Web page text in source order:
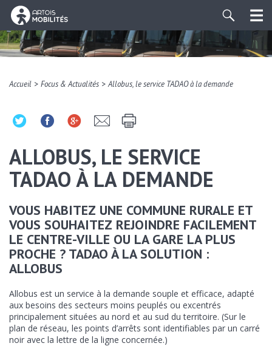
Accueil > Focus & Actualités >Allobus, le service TADAO à la demande
ALLOBUS, LE SERVICE
TADAO À LA DEMANDE
VOUS HABITEZ UNE COMMUNE RURALE ET
VOUS SOUHAITEZ REJOINDRE FACILEMENT
LE CENTRE-VILLE OU LA GARE LA PLUS
PROCHE ? TADAO À LA SOLUTION :
ALLOBUS
Allobus est un service à la demande souple et efficace, adapté
aux besoins des secteurs moins peuplés ou excentrés
principalement situées au nord et au sud du territoire. (Sur le
plan de réseau, les points d’arrêts sont identifiables par un carré
noir avec la lettre de la ligne concernée.)